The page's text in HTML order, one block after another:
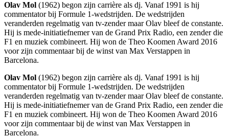
Olav Mol (1962) begon zijn carrière als dj. Vanaf 1991 is hij
commentator bij Formule 1-wedstrijden. De wedstrijden
veranderden regelmatig van tv-zender maar Olav bleef de constante.
Hij is mede-initiatiefnemer van de Grand Prix Radio, een zender die
F1 en muziek combineert. Hij won de Theo Koomen Award 2016
voor zijn commentaar bij de winst van Max Verstappen in
Barcelona.
Olav Mol (1962) begon zijn carrière als dj. Vanaf 1991 is hij
commentator bij Formule 1-wedstrijden. De wedstrijden
veranderden regelmatig van tv-zender maar Olav bleef de constante.
Hij is mede-initiatiefnemer van de Grand Prix Radio, een zender die
F1 en muziek combineert. Hij won de Theo Koomen Award 2016
voor zijn commentaar bij de winst van Max Verstappen in
Barcelona.